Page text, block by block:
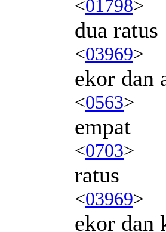
<01798>
dua ratus
<03969>
ekor dan
<0563>
empat
<0703>
ratus
<03969>
ekor dan